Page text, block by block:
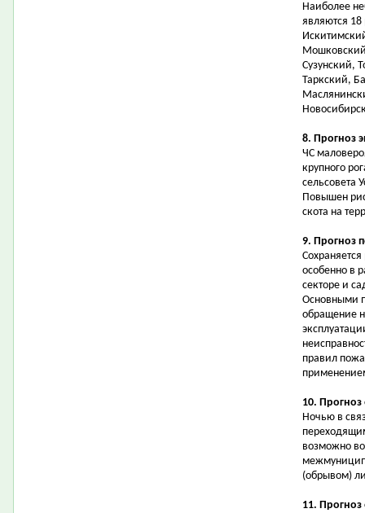
Наиболее
являются 18
Сузунский,
Таркский,
8. Прогноз
ЧС
крупного
сельсовета
Повышен
скота на
9. Прогноз
особенно в
секторе и
Основными
обращение
правил
10. Прогноз
Ночью в
возможно
(обрывом)
11.